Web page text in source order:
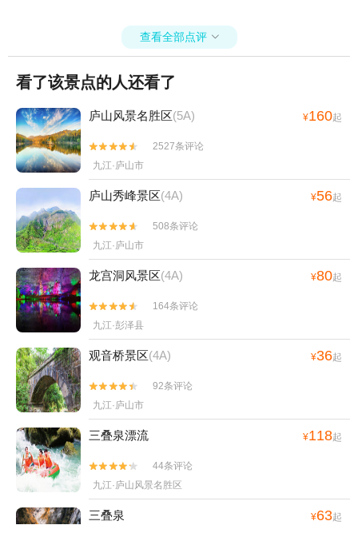
查看全部点评 
看了该景点的人还看了
庐山风景名胜区(5A) ¥160起


2527条评论
九江·庐山市
庐山秀峰景区(4A) ¥56起


508条评论
九江·庐山市
龙宫洞风景区(4A) ¥80起


164条评论
九江·彭泽县
观音桥景区(4A) ¥36起


92条评论
九江·庐山市
三叠泉漂流 ¥118起


44条评论
九江·庐山风景名胜区
三叠泉 ¥63起